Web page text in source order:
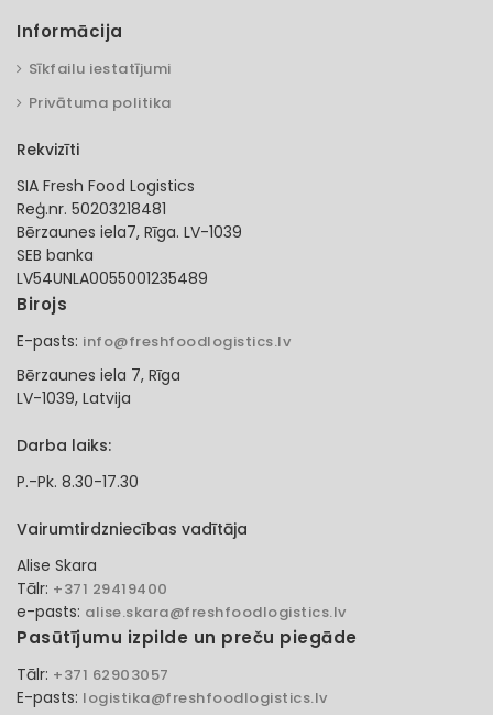
Informācija
Sīkfailu iestatījumi
Privātuma politika
Rekvizīti
SIA Fresh Food Logistics
Reģ.nr. 50203218481
Bērzaunes iela7, Rīga. LV-1039
SEB banka
LV54UNLA0055001235489
Birojs
E-pasts: info@freshfoodlogistics.lv
Bērzaunes iela 7, Rīga
LV-1039, Latvija
Darba laiks:
P.-Pk. 8.30-17.30
Vairumtirdzniecības vadītāja
Alise Skara
Tālr: +371 29419400
e-pasts: alise.skara@freshfoodlogistics.lv
Pasūtījumu izpilde un preču piegāde
Tālr: +371 62903057
E-pasts: logistika@freshfoodlogistics.lv